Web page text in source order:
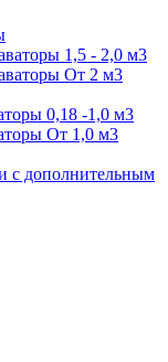
1,5 - 2,0 м3
От 2 м3
0,18 -1,0 м3
От 1,0 м3
с дополнительным